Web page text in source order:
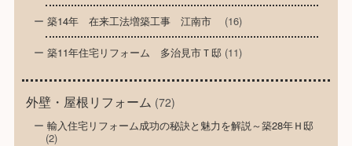
築14年 在来工法増築工事 江南市 (16)
築11年住宅リフォーム 多治見市Ｔ邸(11)
外壁・屋根リフォーム (72)
輸入住宅リフォーム成功の秘訣と魅力を解説～築28年Ｈ邸
(2)